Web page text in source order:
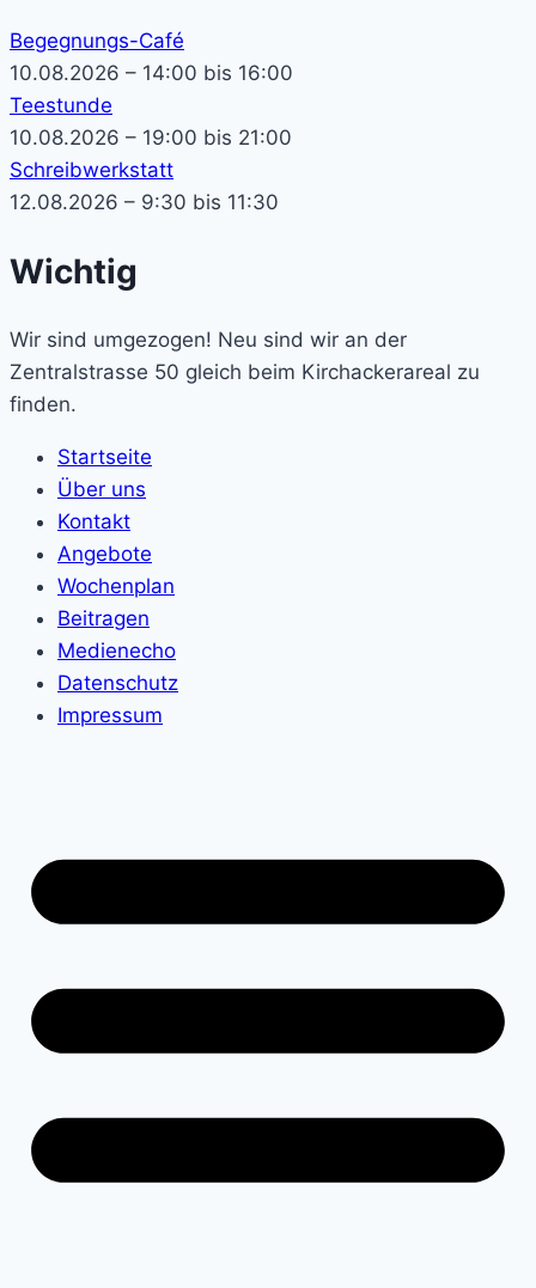
Begegnungs-Café
10.08.2026 – 14:00 bis 16:00
Teestunde
10.08.2026 – 19:00 bis 21:00
Schreibwerkstatt
12.08.2026 – 9:30 bis 11:30
Wichtig
Wir sind umgezogen! Neu sind wir an der
Zentralstrasse 50 gleich beim Kirchackerareal zu
finden.
Startseite
Über uns
Kontakt
Angebote
Wochenplan
Beitragen
Medienecho
Datenschutz
Impressum